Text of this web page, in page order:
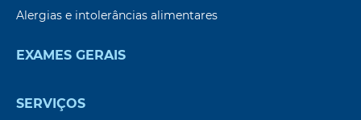
Alergias e intolerâncias alimentares
EXAMES GERAIS
SERVIÇOS